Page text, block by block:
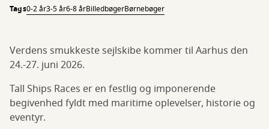
Tags0-2 år3-5 år6-8 årBilledbøgerBørnebøger
Verdens smukkeste sejlskibe kommer til Aarhus den
24.-27. juni 2026.
Tall Ships Races er en festlig og imponerende
begivenhed fyldt med maritime oplevelser, historie og
eventyr.